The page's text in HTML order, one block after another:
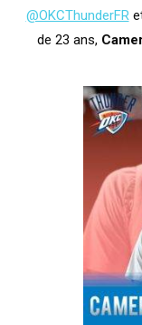
@OKCThunderFR
de 23 ans,